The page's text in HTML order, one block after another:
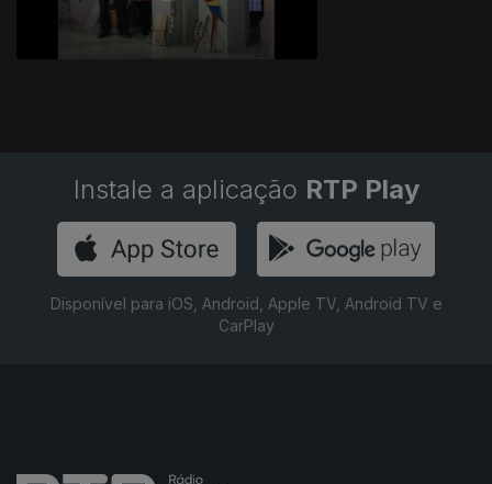
Instale a aplicação RTP Play
Disponível para iOS, Android, Apple TV, Android TV e
CarPlay